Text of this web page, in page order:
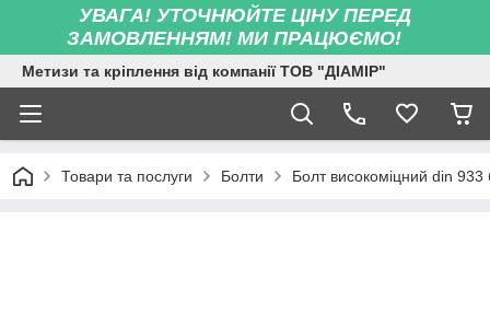
УВАГА! УТОЧНЮЙТЕ ЦІНУ ПЕРЕД
ЗАМОВЛЕННЯМ! МИ ПРАЦЮЄМО!
Метизи та кріплення від компанії ТОВ "ДІАМІР"
Товари та послуги Болти Болт високоміцний din 933